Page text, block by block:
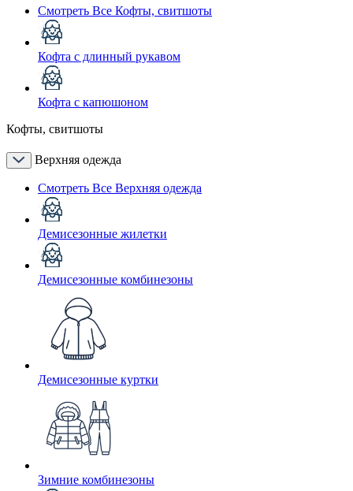
Смотреть Все Кофты, свитшоты
Кофта с длинный рукавом
Кофта с капюшоном
Кофты, свитшоты
Верхняя одежда
Смотреть Все Верхняя одежда
Демисезонные жилетки
Демисезонные комбинезоны
Демисезонные куртки
Зимние комбинезоны